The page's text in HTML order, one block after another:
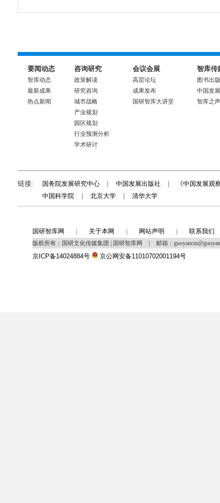
要闻动态
智库动态
最新成果
热点新闻
咨询研究
政策解读
研究咨询
城市战略
产业规划
园区规划
行业预测分析
学术研讨
会议会展
高层论坛
成果发布
国研智库大讲堂
智库传
图书出版
中国发
智库之声
链接: 国务院发展研究中心 中国发展出版社
《中国发展观
中国科学院
北京大学 清华大学
国研智库网 关于本网 网站声明 联系我们
版权所有：国研文化传媒集团 | 国研智库网 邮箱：
京ICP备14024884号 京公网安备11010702001194号